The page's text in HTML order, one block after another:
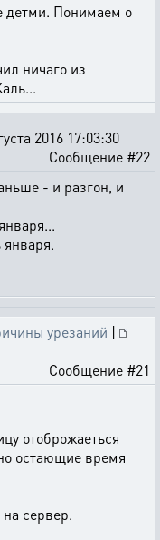
детми. Понимаем о
ничаго из
2016 17:03:30
Сообщение #22
- и разгон, и
урезаний |
Сообщение #21
отоброжаеться
остающие время
сервер.